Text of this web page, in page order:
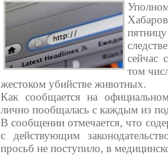
сейчас
том
жестоком убийстве животных.
Как сообщается на
лично пообщалась с каждым из
В сообщении отмечается, что
с действующим
просьб не поступило, в